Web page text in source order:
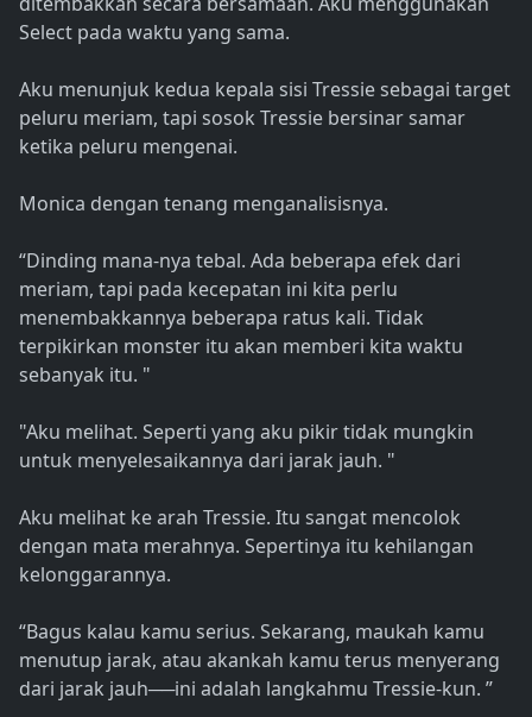
Select pada waktu yang sama.
Aku menunjuk kedua kepala sisi Tressie sebagai target
peluru meriam, tapi sosok Tressie bersinar samar
ketika peluru mengenai.
Monica dengan tenang menganalisisnya.
“Dinding mana-nya tebal. Ada beberapa efek dari
meriam, tapi pada kecepatan ini kita perlu
menembakkannya beberapa ratus kali. Tidak
terpikirkan monster itu akan memberi kita waktu
sebanyak itu. "
"Aku melihat. Seperti yang aku pikir tidak mungkin
untuk menyelesaikannya dari jarak jauh. "
Aku melihat ke arah Tressie. Itu sangat mencolok
dengan mata merahnya. Sepertinya itu kehilangan
kelonggarannya.
“Bagus kalau kamu serius. Sekarang, maukah kamu
menutup jarak, atau akankah kamu terus menyerang
dari jarak jauh──ini adalah langkahmu Tressie-kun. ”